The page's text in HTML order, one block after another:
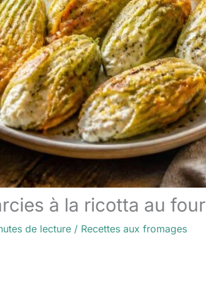
à la ricotta au four
de lecture / Recettes aux fromages